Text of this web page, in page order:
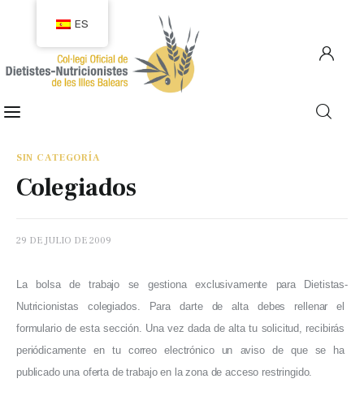
COLEGIADOS
EMPLEO
CIUDADANÍA
RECURSOS
TRANSPARENCIA
SIN CATEGORÍA
Colegiados
29 DE JULIO DE 2009
La bolsa de trabajo se gestiona exclusivamente para Dietistas-
Nutricionistas colegiados. Para darte de alta debes rellenar el
formulario de esta sección. Una vez dada de alta tu solicitud, recibirás
periódicamente en tu correo electrónico un aviso de que se ha
publicado una oferta de trabajo en la zona de acceso restringido.
ES